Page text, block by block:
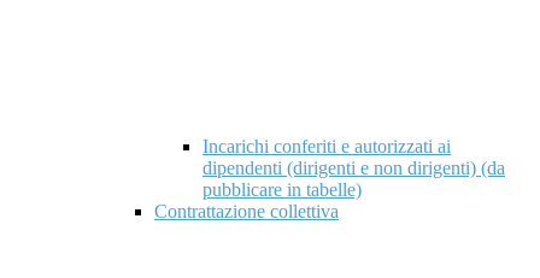
Incarichi conferiti e autorizzati ai
dipendenti (dirigenti e non dirigenti) (da
pubblicare in tabelle)
Contrattazione collettiva